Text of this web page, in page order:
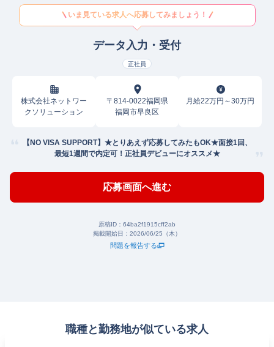
いま見ている求人へ応募してみましょう！
データ入力・受付
正社員
株式会社ネットワー
クソリューション
〒814-0022福岡県
福岡市早良区
月給22万円～30万円
【NO VISA SUPPORT】★とりあえず応募してみたもOK★面接1回、
最短1週間で内定可！正社員デビューにオススメ★
応募画面へ進む
原稿ID： 64ba2f1915cff2ab
掲載開始日： 2026/06/25（木）
問題を報告する
職種と勤務地が似ている求人